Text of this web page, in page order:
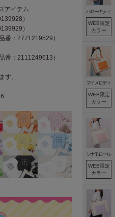
アイテム
）
）
番：2771219529）
番：2111249613）
す。
ハローキティ
WEB限定
カラー
マイメロディ
WEB限定
カラー
シナモロール
WEB限定
カラー